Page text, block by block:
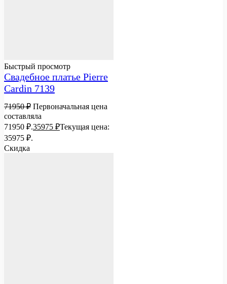
Быстрый просмотр
Свадебное платье Pierre
Cardin 7139
71950₽ Первоначальная цена
составляла
71950 ₽.35975 ₽Текущая цена:
35975 ₽.
Скидка